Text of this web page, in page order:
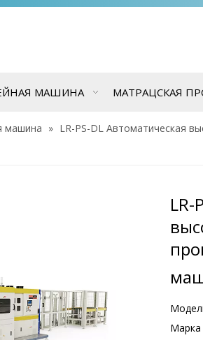
МАШИНА МАТРАЦСКАЯ
машина » LR-PS-DL Автоматическая
LR-
Марка